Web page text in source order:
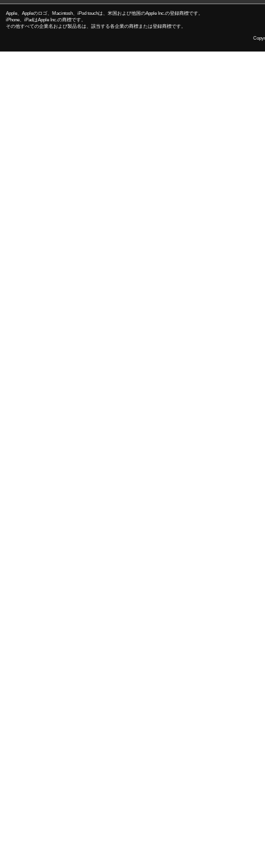
Apple、Appleのロゴ、Macintosh、iPod touchは、米国および他国のApple Inc.の登録商標です。
iPhone、iPadはApple Inc.の商標です。
その他すべての企業名および製品名は、該当する各企業の商標または登録商標です。